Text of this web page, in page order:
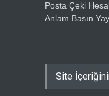
Posta Çeki
Anlam Basın
Site